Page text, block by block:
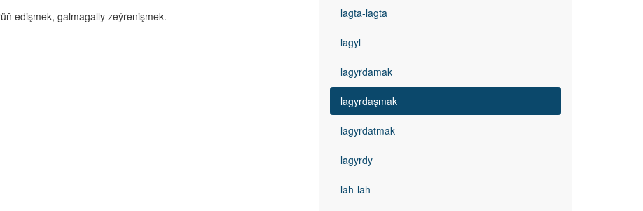
edişmek, galmagally zeýrenişmek.
lagta-lagta
lagyl
lagyrdamak
lagyrdaşmak
lagyrdatmak
lagyrdy
lah-lah